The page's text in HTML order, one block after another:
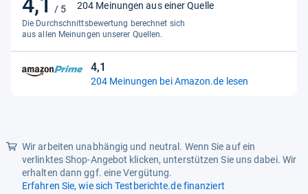
Recommended Browse Nodes 190549011, 2077153031
Set Name 6 Nm
Size
Weight 0.6 Pounds
/ 5
von
5
Sternen
204 Meinungen aus einer Quelle
Die Durchschnittsbewertung berechnet sich
aus allen Meinungen unserer Quellen.
4,1
4,1
von
204 Meinungen bei Amazon.de lesen
Wir arbeiten unabhängig und neutral. Wenn Sie auf ein
verlinktes Shop-Angebot klicken, unterstützen Sie uns dabei. Wir
erhalten dann ggf. eine Vergütung.
Erfahren Sie, wie sich Testberichte.de finanziert